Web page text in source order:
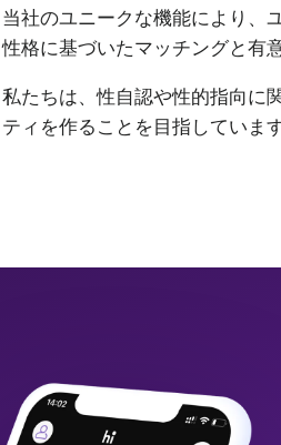
当社のユニークな機能により、
性格に基づいたマッチングと有
私たちは、性自認や性的指向に
ティを作ることを目指しています